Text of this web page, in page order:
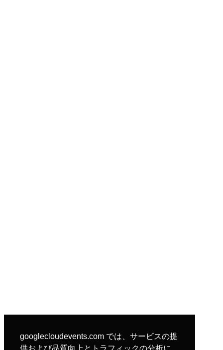
googlecloudevents.com では、サービスの提
供および品質向上とトラフィックの分析に